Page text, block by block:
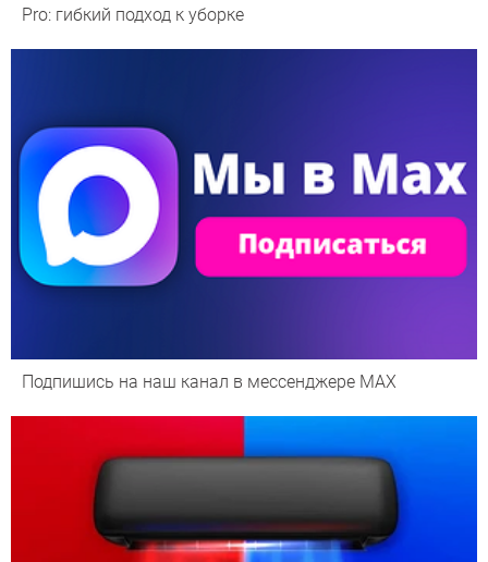
Pro: гибкий подход к уборке
Подпишись на наш канал в мессенджере МАХ